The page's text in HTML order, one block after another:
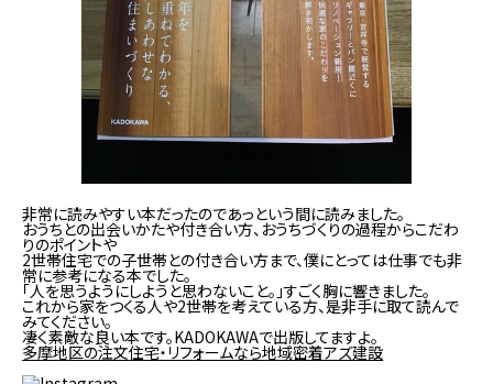
非常に読みやすい本だったのであっという間に読みました。
おうちとの出会いかたや付き合い方、おうちづくりの過程からこだわ
りのポイントや
2世帯住宅での子世帯との付き合い方まで、僕にとっては仕事でも非
常に参考になる本でした。
「人を思うようにしようと思わないこと。」すごく胸に響きました。
これから家をつくる人や2世帯を考えている方、是非手に取て読んで
みてください。
凄く素敵な良い本です。KADOKAWAで出版してますよ。
多摩地区の注文住宅・リフォームなら地域密着アズ建設